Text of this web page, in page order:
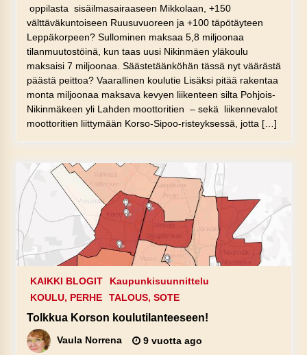
oppilasta sisäilmasairaaseen Mikkolaan, +150
välttäväkuntoiseen Ruusuvuoreen ja +100 täpötäyteen
Leppäkorpeen? Sullominen maksaa 5,8 miljoonaa
tilanmuutostöinä, kun taas uusi Nikinmäen yläkoulu
maksaisi 7 miljoonaa. Säästetäänköhän tässä nyt väärästä
päästä peittoa? Vaarallinen koulutie Lisäksi pitää rakentaa
monta miljoonaa maksava kevyen liikenteen silta Pohjois-
Nikinmäkeen yli Lahden moottoritien – sekä liikennevalot
moottoritien liittymään Korso-Sipoo-risteyksessä, jotta […]
KAIKKI BLOGIT
Kaupunkisuunnittelu
KOULU, PERHE
TALOUS, SOTE
Tolkkua Korson koulutilanteeseen!
Vaula Norrena 9 vuotta ago